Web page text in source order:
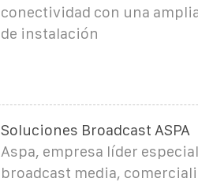
conectividad con una
de instalación
Soluciones Broadcast ASPA
Aspa, empresa líder
broadcast media,